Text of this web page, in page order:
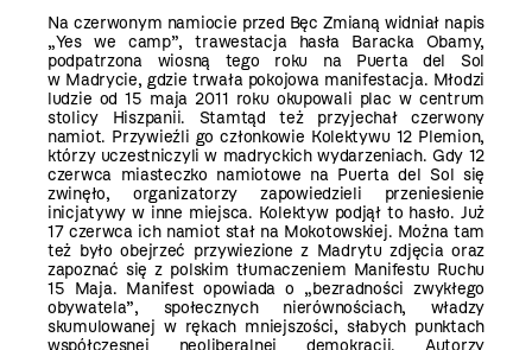
Na czerwonym namiocie przed Bęc Zmianą widniał napis
„Yes we camp”, trawestacja hasła Baracka Obamy,
podpatrzona wiosną tego roku na Puerta del Sol
w Madrycie, gdzie trwała pokojowa manifestacja. Młodzi
ludzie od 15 maja 2011 roku okupowali plac w centrum
stolicy Hiszpanii. Stamtąd też przyjechał czerwony
namiot. Przywieźli go członkowie Kolektywu 12 Plemion,
którzy uczestniczyli w madryckich wydarzeniach. Gdy 12
czerwca miasteczko namiotowe na Puerta del Sol się
zwinęło, organizatorzy zapowiedzieli przeniesienie
inicjatywy w inne miejsca. Kolektyw podjął to hasło. Już
17 czerwca ich namiot stał na Mokotowskiej. Można tam
też było obejrzeć przywiezione z Madrytu zdjęcia oraz
zapoznać się z polskim tłumaczeniem Manifestu Ruchu
15 Maja. Manifest opowiada o „bezradności zwykłego
obywatela”, społecznych nierównościach, władzy
skumulowanej w rękach mniejszości, słabych punktach